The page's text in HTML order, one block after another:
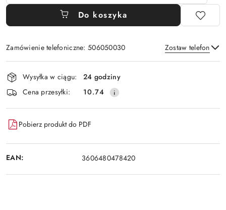
Do koszyka
Zamówienie telefoniczne: 506050030 Zostaw telefon
Wyślij
Dostępność
i
dostawa
Wysyłka w ciągu:
24 godziny
Cena przesyłki:
10.74
Pobierz produkt do PDF
EAN: 3606480478420